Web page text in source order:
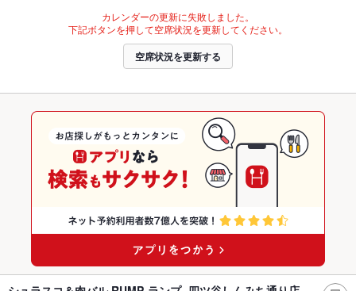
カレンダーの更新に失敗しました。
下記ボタンを押して空席状況を更新してください。
空席状況を更新する